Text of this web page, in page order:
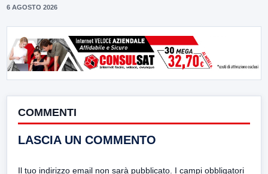
6 AGOSTO 2026
COMMENTI
LASCIA UN COMMENTO
Il tuo indirizzo email non sarà pubblicato. I campi obbligatori